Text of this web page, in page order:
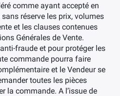
comme ayant accepté en
réserve les prix, volumes
et les clauses contenues
Générales de Vente.
fraude et pour protéger les
commande pourra faire
et le Vendeur se
toutes les pièces
la commande. A l’issue de